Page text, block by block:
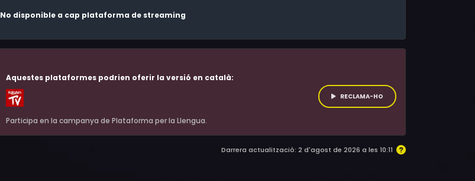
No disponible a cap plataforma de streaming
Aquestes plataformes podrien oferir la versió en català:
Participa en la campanya de Plataforma per la Llengua.
RECLAMA-HO
Darrera actualització: 2 d'agost de 2026 a les 10:11